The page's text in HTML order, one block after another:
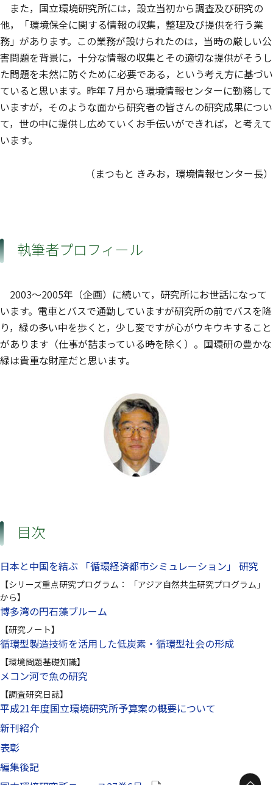
また，国立環境研究所には，設立当初から調査及び研究の
他，「環境保全に関する情報の収集，整理及び提供を行う業
務」があります。この業務が設けられたのは，当時の厳しい公
害問題を背景に，十分な情報の収集とその適切な提供がそうし
た問題を未然に防ぐために必要である，という考え方に基づい
ていると思います。昨年７月から環境情報センターに勤務して
いますが，そのような面から研究者の皆さんの研究成果につい
て，世の中に提供し広めていくお手伝いができれば，と考えて
います。
（まつもと きみお，環境情報センター長）
執筆者プロフィール
2003～2005年（企画）に続いて，研究所にお世話になって
います。電車とバスで通勤していますが研究所の前でバスを降
り，緑の多い中を歩くと，少し変ですが心がウキウキすること
があります（仕事が詰まっている時を除く）。国環研の豊かな
緑は貴重な財産だと思います。
目次
日本と中国を結ぶ 「循環経済都市シミュレーション」 研究
【シリーズ重点研究プログラム： 「アジア自然共生研究プログラム」
から】
博多湾の円石藻ブルーム
【研究ノート】
循環型製造技術を活用した低炭素・循環型社会の形成
【環境問題基礎知識】
メコン河で魚の研究
【調査研究日誌】
平成21年度国立環境研究所予算案の概要について
新刊紹介
表彰
編集後記